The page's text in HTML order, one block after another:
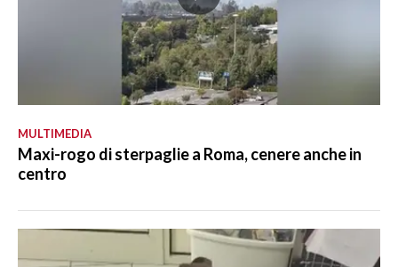
MULTIMEDIA
Maxi-rogo di sterpaglie a Roma, cenere anche in
centro